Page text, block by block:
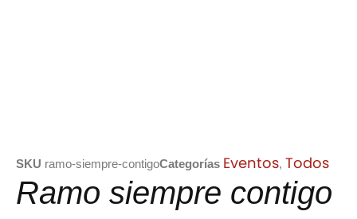
SKU ramo-siempre-contigoCategorías Eventos, Todos
Ramo siempre contigo